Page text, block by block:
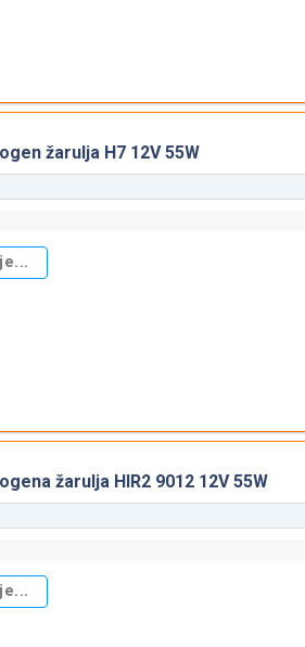
žarulja H7 12V 55W
žarulja HIR2 9012 12V 55W